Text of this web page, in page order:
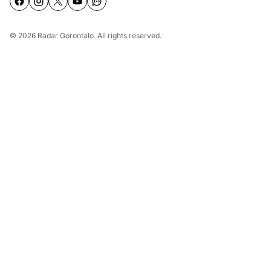
© 2026 Radar Gorontalo. All rights reserved.